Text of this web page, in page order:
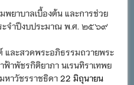
พยาบาลเบื้องต้น และการช่วย
ะจำปีงบประมาณ พ.ศ. ๒๕๖๙
ละสวดพระอภิธรรมถวายพระ
ฟ้าพัชรกิติยาภา นเรนทิราเทพย
าวัชรราชธิดา 22 มิถุนายน